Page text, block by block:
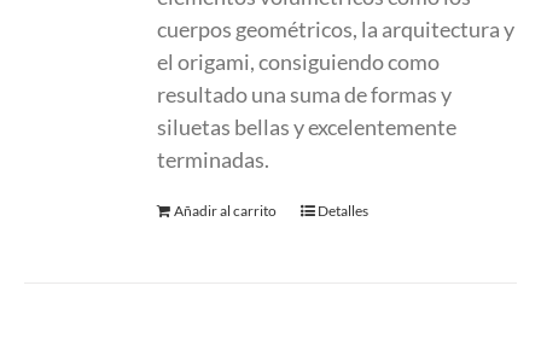
cuerpos geométricos, la arquitectura y
el origami, consiguiendo como
resultado una suma de formas y
siluetas bellas y excelentemente
terminadas.
Añadir al carrito Detalles